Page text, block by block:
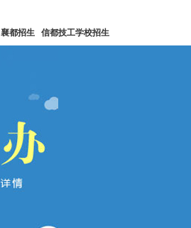
襄都招生 信都技工学校招生